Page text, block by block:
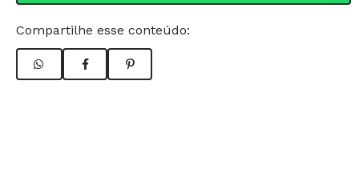
Compartilhe esse conteúdo: